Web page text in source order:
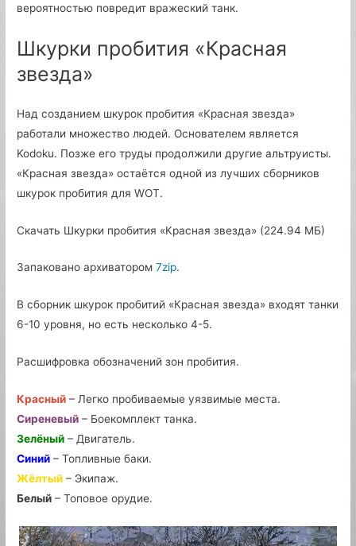
вероятностью повредит вражеский танк.
Шкурки пробития «Красная
звезда»
Над созданием шкурок пробития «Красная звезда»
работали множество людей. Основателем является
Kodoku. Позже его труды продолжили другие альтруисты.
«Красная звезда» остаётся одной из лучших сборников
шкурок пробития для WOT.
Скачать Шкурки пробития «Красная звезда» (224.94 МБ)
Запаковано архиватором7zip.
В сборник шкурок пробитий «Красная звезда» входят танки
6-10 уровня, но есть несколько 4-5.
Расшифровка обозначений зон пробития.
Красный – Легко пробиваемые уязвимые места.
Сиреневый – Боекомплект танка.
Зелёный – Двигатель.
Синий – Топливные баки.
Жёлтый – Экипаж.
Белый – Топовое орудие.